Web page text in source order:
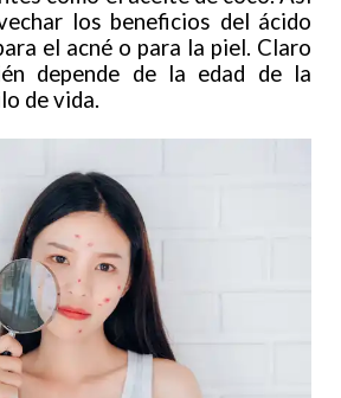
los beneficios del ácido
el acné o para la piel. Claro
depende de la edad de la
de vida.